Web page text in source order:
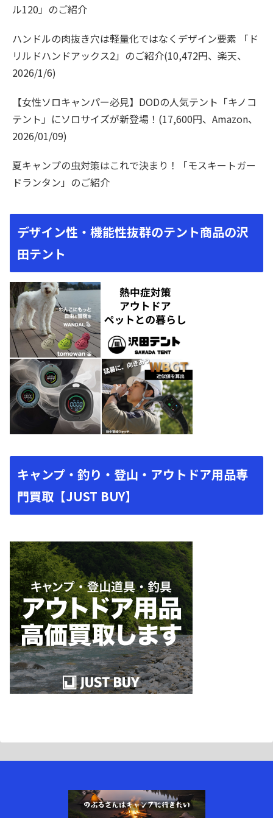
ル120」のご紹介
ハンドルの肉抜き穴は軽量化ではなくデザイン要素 「ド
リルドハンドアックス2」のご紹介(10,472円、楽天、
2026/1/6)
【女性ソロキャンパー必見】DODの人気テント「キノコ
テント」にソロサイズが新登場！(17,600円、Amazon、
2026/01/09)
夏キャンプの虫対策はこれで決まり！「モスキートガー
ドランタン」のご紹介
デザイン性・機能性抜群のテント商品の沢
田テント
キャンプ・釣り・登山・アウトドア用品専
門買取【JUST BUY】